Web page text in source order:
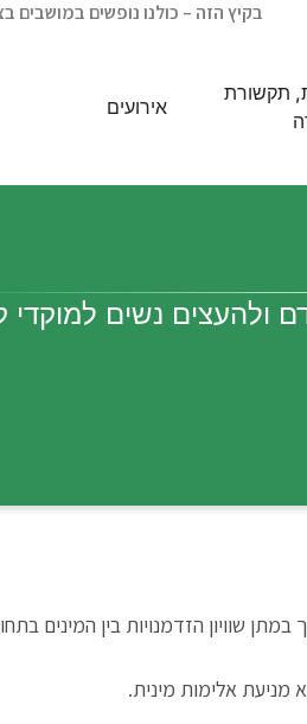
בקיץ הזה – כולנו נופשים במושבים
תקשורת
אירועים
ולהעצים נשים למוקדי
שוויון הזדמנויות בין המינים
מניעת אלימות מינית.